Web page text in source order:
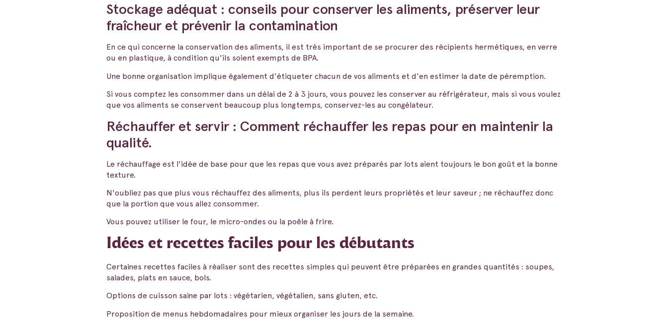
Stockage adéquat : conseils pour conserver les aliments, préserver leur
fraîcheur et prévenir la contamination
En ce qui concerne la conservation des aliments, il est très important de se procurer des récipients hermétiques, en verre
ou en plastique, à condition qu'ils soient exempts de BPA.
Une bonne organisation implique également d'étiqueter chacun de vos aliments et d'en estimer la date de péremption.
Si vous comptez les consommer dans un délai de 2 à 3 jours, vous pouvez les conserver au réfrigérateur, mais si vous voulez
que vos aliments se conservent beaucoup plus longtemps, conservez-les au congélateur.
Réchauffer et servir : Comment réchauffer les repas pour en maintenir la
qualité.
Le réchauffage est l'idée de base pour que les repas que vous avez préparés par lots aient toujours le bon goût et la bonne
texture.
N'oubliez pas que plus vous réchauffez des aliments, plus ils perdent leurs propriétés et leur saveur ; ne réchauffez donc
que la portion que vous allez consommer.
Vous pouvez utiliser le four, le micro-ondes ou la poêle à frire.
Idées et recettes faciles pour les débutants
Certaines recettes faciles à réaliser sont des recettes simples qui peuvent être préparées en grandes quantités : soupes,
salades, plats en sauce, bols.
Options de cuisson saine par lots : végétarien, végétalien, sans gluten, etc.
Proposition de menus hebdomadaires pour mieux organiser les jours de la semaine.